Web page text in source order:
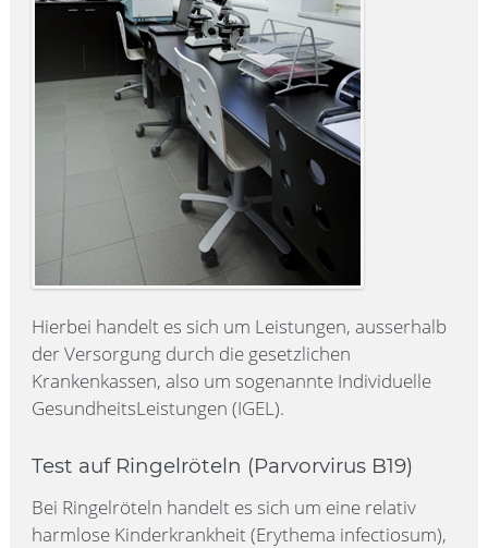
Hierbei handelt es sich um Leistungen, ausserhalb
der Versorgung durch die gesetzlichen
Krankenkassen, also um sogenannte Individuelle
GesundheitsLeistungen (IGEL).
Test auf Ringelröteln (Parvorvirus B19)
Bei Ringelröteln handelt es sich um eine relativ
harmlose Kinderkrankheit (Erythema infectiosum),